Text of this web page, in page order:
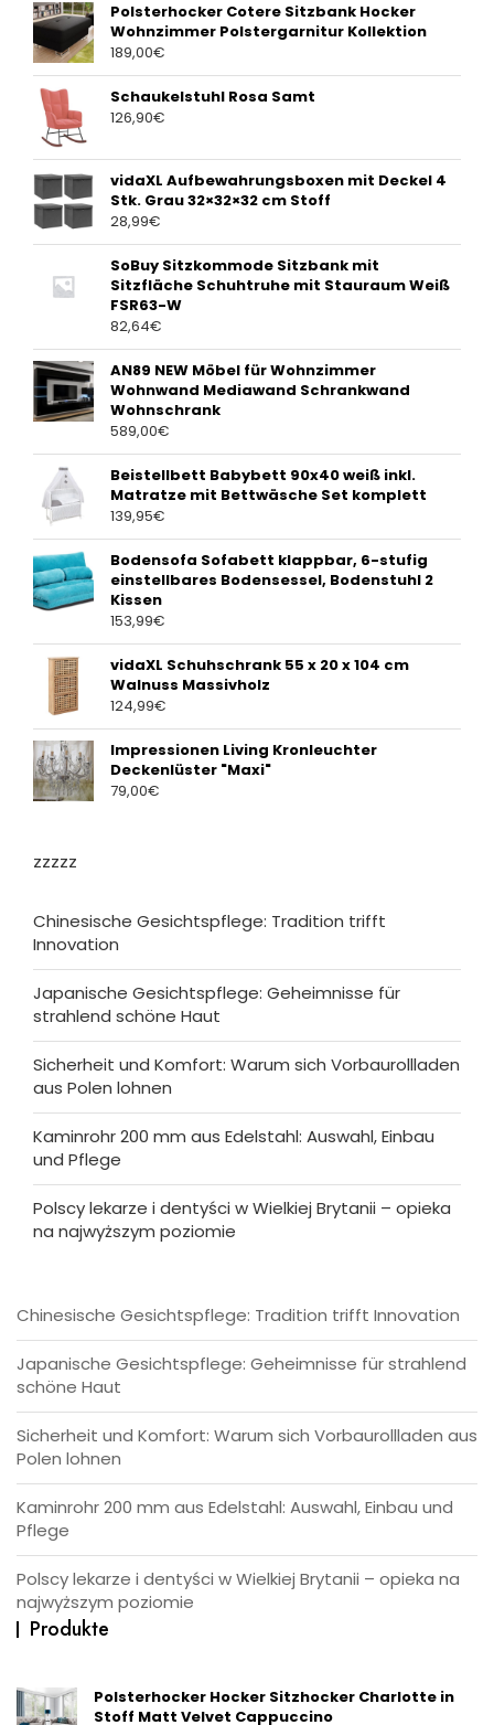
Polsterhocker Cotere Sitzbank Hocker
Wohnzimmer Polstergarnitur Kollektion
189,00€
Schaukelstuhl Rosa Samt
126,90€
vidaXL Aufbewahrungsboxen mit Deckel 4
Stk. Grau 32×32×32 cm Stoff
28,99€
SoBuy Sitzkommode Sitzbank mit
Sitzfläche Schuhtruhe mit Stauraum Weiß
FSR63-W
82,64€
AN89 NEW Möbel für Wohnzimmer
Wohnwand Mediawand Schrankwand
Wohnschrank
589,00€
Beistellbett Babybett 90x40 weiß inkl.
Matratze mit Bettwäsche Set komplett
139,95€
Bodensofa Sofabett klappbar, 6-stufig
einstellbares Bodensessel, Bodenstuhl 2
Kissen
153,99€
vidaXL Schuhschrank 55 x 20 x 104 cm
Walnuss Massivholz
124,99€
Impressionen Living Kronleuchter
Deckenlüster "Maxi"
79,00€
zzzzz
Chinesische Gesichtspflege: Tradition trifft
Innovation
Japanische Gesichtspflege: Geheimnisse für
strahlend schöne Haut
Sicherheit und Komfort: Warum sich Vorbaurollladen
aus Polen lohnen
Kaminrohr 200 mm aus Edelstahl: Auswahl, Einbau
und Pflege
Polscy lekarze i dentyści w Wielkiej Brytanii – opieka
na najwyższym poziomie
Chinesische Gesichtspflege: Tradition trifft Innovation
Japanische Gesichtspflege: Geheimnisse für strahlend
schöne Haut
Sicherheit und Komfort: Warum sich Vorbaurollladen aus
Polen lohnen
Kaminrohr 200 mm aus Edelstahl: Auswahl, Einbau und
Pflege
Polscy lekarze i dentyści w Wielkiej Brytanii – opieka na
najwyższym poziomie
Produkte
Polsterhocker Hocker Sitzhocker Charlotte in
Stoff Matt Velvet Cappuccino